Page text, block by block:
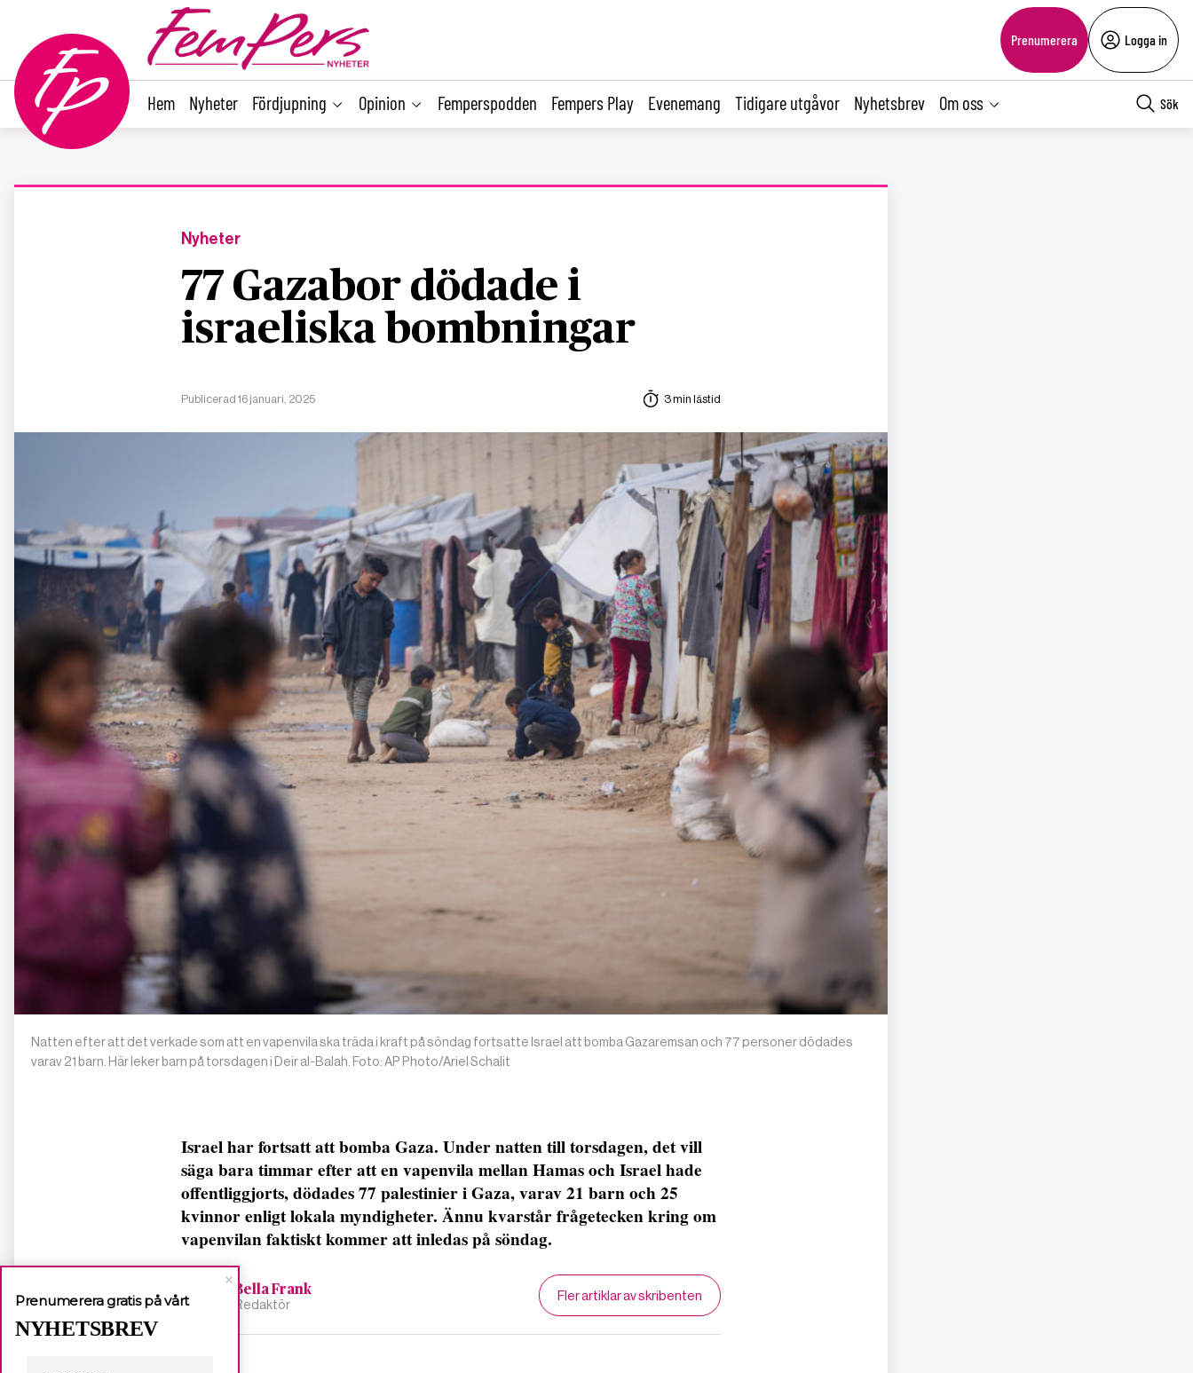
Prenumerera Logga in
Hem Nyheter Fördjupning Opinion Femperspodden Fempers Play Evenemang Tidigare utgåvor Nyhetsbrev Om oss Sök
Nyheter
77 Gazabor dödade i
israeliska bombningar
Publicerad 16 januari, 2025 3 min lästid
Natten efter att det verkade som att en vapenvila ska träda i kraft på söndag fortsatte Israel att bomba Gazaremsan och 77 personer dödades
varav 21 barn. Här leker barn på torsdagen i Deir al-Balah. Foto: AP Photo/Ariel Schalit
Israel har fortsatt att bomba Gaza. Under natten till torsdagen, det vill
säga bara timmar efter att en vapenvila mellan Hamas och Israel hade
offentliggjorts, dödades 77 palestinier i Gaza, varav 21 barn och 25
kvinnor enligt lokala myndigheter. Ännu kvarstår frågetecken kring om
vapenvilan faktiskt kommer att inledas på söndag.
Bella Frank
Redaktör
Fler artiklar av skribenten
Prenumerera gratis på vårt
NYHETSBREV